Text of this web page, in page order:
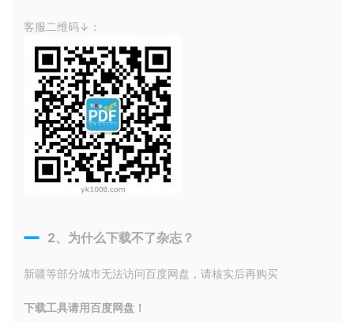
客服二维码↓：
2、为什么下载不了杂志？
新疆等部分城市无法访问百度网盘，请核实后再购买
下载工具请用百度网盘！